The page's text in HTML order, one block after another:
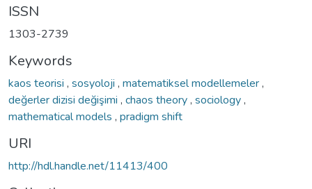
ISSN
1303-2739
Keywords
kaos teorisi , sosyoloji , matematiksel modellemeler,
değerler dizisi değişimi , chaos theory, sociology,
mathematical models , pradigm shift
URI
http://hdl.handle.net/11413/400